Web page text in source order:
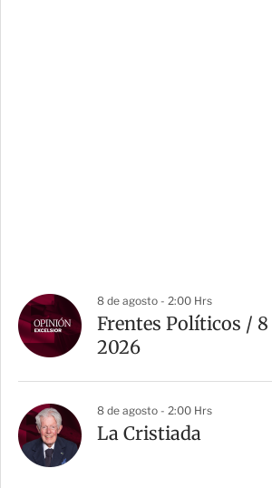
8 de agosto - 2:00 Hrs
Frentes Políticos / 8
2026
8 de agosto - 2:00 Hrs
La Cristiada